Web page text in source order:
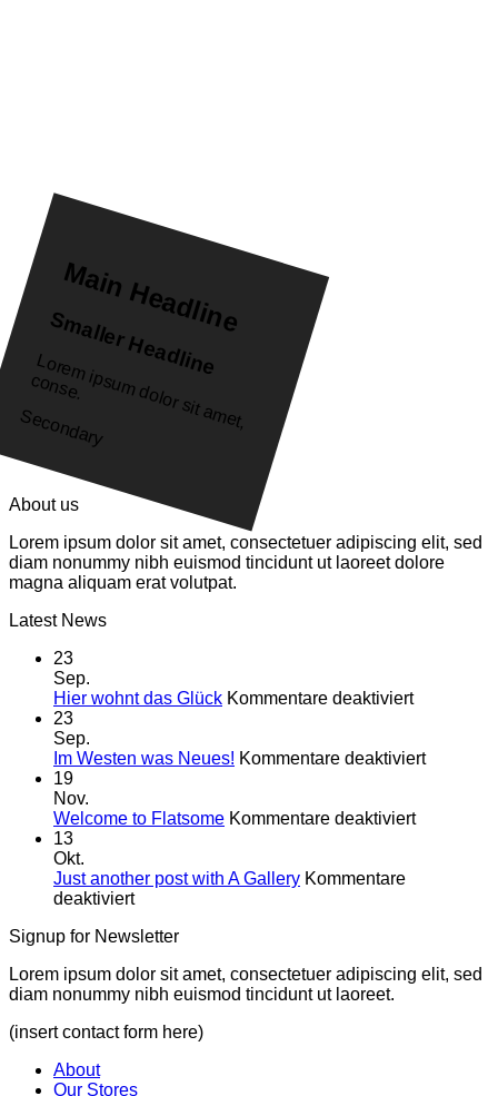
Main Headline
Smaller Headline
L
o
re
m
ip
s
u
m
d
o
lo
r s
it a
m
e
t,
c
o
n
s
e
.
Secondary
About us
Lorem ipsum dolor sit amet, consectetuer adipiscing elit, sed
diam nonummy nibh euismod tincidunt ut laoreet dolore
magna aliquam erat volutpat.
Latest News
23
Sep.
Hier wohnt das Glück Kommentare deaktiviertfür
das
23
Sep.
Im Westen was Neues! Kommentare deaktiviertfür
19
Nov.
Welcome to Flatsome Kommentare deaktiviertfür
13
Okt.
Just another post with A Gallery Kommentare
deaktiviertfür
another
with
A
Signup for Newsletter
Lorem ipsum dolor sit amet, consectetuer adipiscing elit, sed
diam nonummy nibh euismod tincidunt ut laoreet.
(insert contact form here)
About
Our Stores